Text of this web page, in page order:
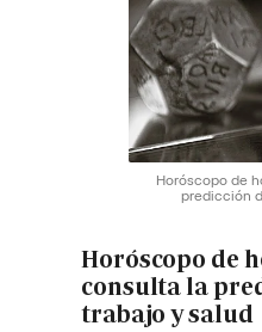
Horóscopo de
predicción
Horóscopo de
consulta la
trabajo y salud